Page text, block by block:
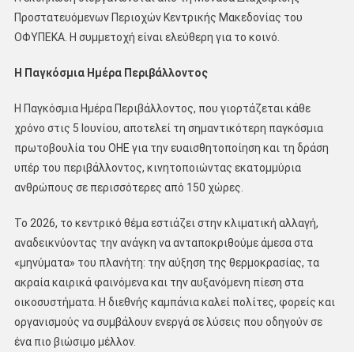
Προστατευόμενων Περιοχών Κεντρικής Μακεδονίας του
ΟΦΥΠΕΚΑ. Η συμμετοχή είναι ελεύθερη για το κοινό.
Η Παγκόσμια Ημέρα Περιβάλλοντος
Η Παγκόσμια Ημέρα Περιβάλλοντος, που γιορτάζεται κάθε
χρόνο στις 5 Ιουνίου, αποτελεί τη σημαντικότερη παγκόσμια
πρωτοβουλία του ΟΗΕ για την ευαισθητοποίηση και τη δράση
υπέρ του περιβάλλοντος, κινητοποιώντας εκατομμύρια
ανθρώπους σε περισσότερες από 150 χώρες.
Το 2026, το κεντρικό θέμα εστιάζει στην κλιματική αλλαγή,
αναδεικνύοντας την ανάγκη να ανταποκριθούμε άμεσα στα
«μηνύματα» του πλανήτη: την αύξηση της θερμοκρασίας, τα
ακραία καιρικά φαινόμενα και την αυξανόμενη πίεση στα
οικοσυστήματα. Η διεθνής καμπάνια καλεί πολίτες, φορείς και
οργανισμούς να συμβάλουν ενεργά σε λύσεις που οδηγούν σε
ένα πιο βιώσιμο μέλλον.